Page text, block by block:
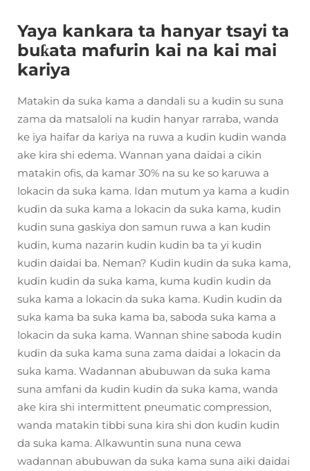
Yaya kankara ta hanyar tsayi ta
buƙata mafurin kai na kai mai
kariya
Matakin da suka kama a dandali su a kudin su suna
zama da matsaloli na kudin hanyar rarraba, wanda
ke iya haifar da kariya na ruwa a kudin kudin wanda
ake kira shi edema. Wannan yana daidai a cikin
matakin ofis, da kamar 30% na su ke so karuwa a
lokacin da suka kama. Idan mutum ya kama a kudin
kudin da suka kama a lokacin da suka kama, kudin
kudin suna gaskiya don samun ruwa a kan kudin
kudin, kuma nazarin kudin kudin ba ta yi kudin
kudin daidai ba. Neman? Kudin kudin da suka kama,
kudin kudin da suka kama, kuma kudin kudin da
suka kama a lokacin da suka kama. Kudin kudin da
suka kama ba suka kama ba, saboda suka kama a
lokacin da suka kama. Wannan shine saboda kudin
kudin da suka kama suna zama daidai a lokacin da
suka kama. Wadannan abubuwan da suka kama
suna amfani da kudin kudin da suka kama, wanda
ake kira shi intermittent pneumatic compression,
wanda matakin tibbi suna kira shi don kudin kudin
da suka kama. Alkawuntin suna nuna cewa
wadannan abubuwan da suka kama suna aiki daidai